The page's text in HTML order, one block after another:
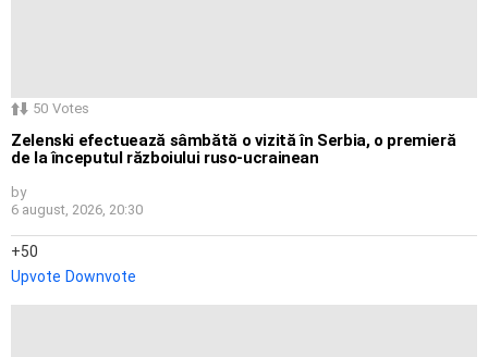
50 Votes
Zelenski efectuează sâmbătă o vizită în Serbia, o premieră
de la începutul războiului ruso-ucrainean
by
6 august, 2026, 20:30
50
Upvote Downvote